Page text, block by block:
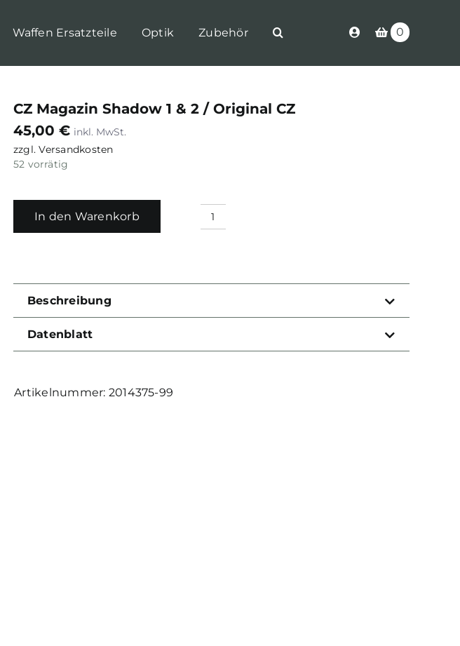
Waffen Ersatzteile Optik Zubehör 0
CZ Magazin Shadow 1 & 2 / Original CZ
45,00 €
zzgl.Versandkosten
52 vorrätig
CZ
In den Warenkorb
Beschreibung
Datenblatt
2014375-99